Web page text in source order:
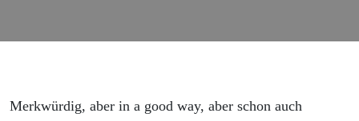
und wie
Merkwürdig, aber in a good way, aber schon auch